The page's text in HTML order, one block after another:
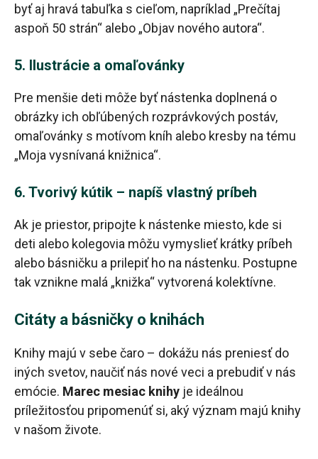
byť aj hravá tabuľka s cieľom, napríklad „Prečítaj
aspoň 50 strán“ alebo „Objav nového autora“.
5. Ilustrácie a omaľovánky
Pre menšie deti môže byť nástenka doplnená o
obrázky ich obľúbených rozprávkových postáv,
omaľovánky s motívom kníh alebo kresby na tému
„Moja vysnívaná knižnica“.
6. Tvorivý kútik – napíš vlastný príbeh
Ak je priestor, pripojte k nástenke miesto, kde si
deti alebo kolegovia môžu vymyslieť krátky príbeh
alebo básničku a prilepiť ho na nástenku. Postupne
tak vznikne malá „knižka“ vytvorená kolektívne.
Citáty a básničky o knihách
Knihy majú v sebe čaro – dokážu nás preniesť do
iných svetov, naučiť nás nové veci a prebudiť v nás
emócie. Marec mesiac knihy je ideálnou
príležitosťou pripomenúť si, aký význam majú knihy
v našom živote.